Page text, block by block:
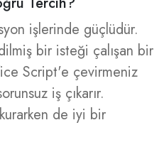
işlerinde güçlüdür.
bir isteği çalışan bir
Script'e çevirmeniz
iş çıkarır.
kurarken de iyi bir